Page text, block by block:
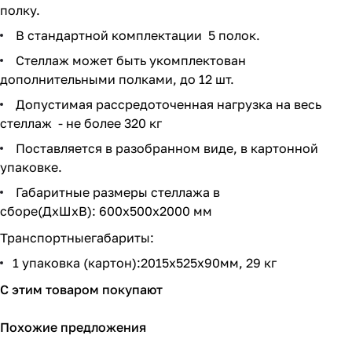
полку.
В стандартной комплектации 5 полок.
Стеллаж может быть укомплектован
дополнительными полками, до 12 шт.
Допустимая рассредоточенная нагрузка на весь
стеллаж - не более 320 кг
Поставляется в разобранном виде, в картонной
упаковке.
Габаритные размеры стеллажа в
сборе(ДхШхВ): 600х500х2000 мм
Транспортныегабариты:
1 упаковка (картон):2015х525х90мм, 29 кг
С этим товаром покупают
Похожие предложения